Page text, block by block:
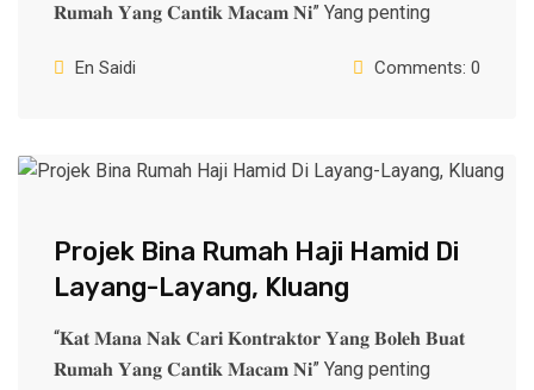
𝐑𝐮𝐦𝐚𝐡 𝐘𝐚𝐧𝐠 𝐂𝐚𝐧𝐭𝐢𝐤 𝐌𝐚𝐜𝐚𝐦 𝐍𝐢” Yang penting
En Saidi Comments: 0
Projek Bina Rumah Haji Hamid Di
Layang-Layang, Kluang
“𝐊𝐚𝐭 𝐌𝐚𝐧𝐚 𝐍𝐚𝐤 𝐂𝐚𝐫𝐢 𝐊𝐨𝐧𝐭𝐫𝐚𝐤𝐭𝐨𝐫 𝐘𝐚𝐧𝐠 𝐁𝐨𝐥𝐞𝐡 𝐁𝐮𝐚𝐭
𝐑𝐮𝐦𝐚𝐡 𝐘𝐚𝐧𝐠 𝐂𝐚𝐧𝐭𝐢𝐤 𝐌𝐚𝐜𝐚𝐦 𝐍𝐢” Yang penting